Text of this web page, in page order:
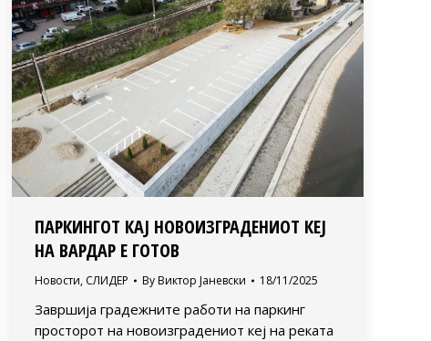
ПАРКИНГОТ КАЈ НОВОИЗГРАДЕНИОТ КЕЈ
НА ВАРДАР Е ГОТОВ
Новости, СЛИДЕР By Виктор Јаневски 18/11/2025
Завршија градежните работи на паркинг
просторот на новоизградениот кеј на реката